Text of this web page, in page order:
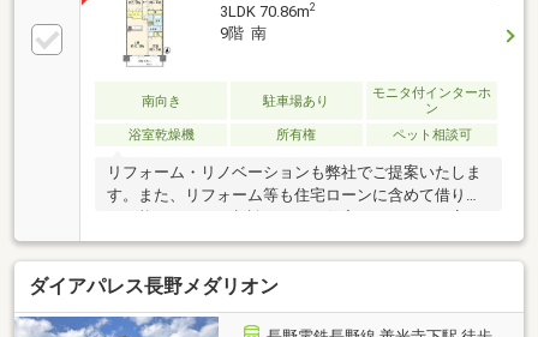
3LDK 70.86m2
9階 南
南向き 駐車場あり
モニタ付インターホ
ン
浴室乾燥機
所有権 ペット相談可
リフォーム・リノベーションも弊社でご提案いたしま
す。また、リフォーム等も住宅ローンに含めて借り入
や、資金計画等のご相談もお任せ下さい！全力でサポ
ートいたします！！！
ダイアパレス長野メダリオン